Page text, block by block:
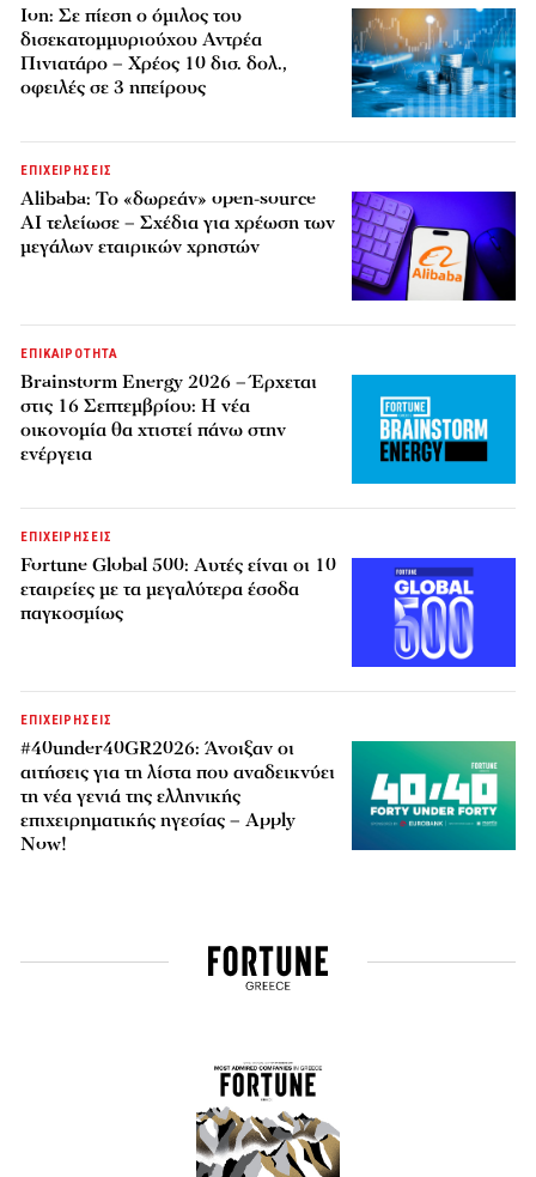
Ion: Σε πίεση ο όμιλος του
δισεκατομμυριούχου Αντρέα
Πινιατάρο – Χρέος 10 δισ. δολ.,
οφειλές σε 3 ηπείρους
ΕΠΙΧΕΙΡΗΣΕΙΣ
Alibaba: Το «δωρεάν» open-source
AI τελείωσε – Σχέδια για χρέωση των
μεγάλων εταιρικών χρηστών
ΕΠΙΚΑΙΡΟΤΗΤΑ
Brainstorm Energy 2026 – Έρχεται
στις 16 Σεπτεμβρίου: Η νέα
οικονομία θα χτιστεί πάνω στην
ενέργεια
ΕΠΙΧΕΙΡΗΣΕΙΣ
Fortune Global 500: Αυτές είναι οι 10
εταιρείες με τα μεγαλύτερα έσοδα
παγκοσμίως
ΕΠΙΧΕΙΡΗΣΕΙΣ
#40under40GR2026: Άνοιξαν οι
αιτήσεις για τη λίστα που αναδεικνύει
τη νέα γενιά της ελληνικής
επιχειρηματικής ηγεσίας – Apply
Now!